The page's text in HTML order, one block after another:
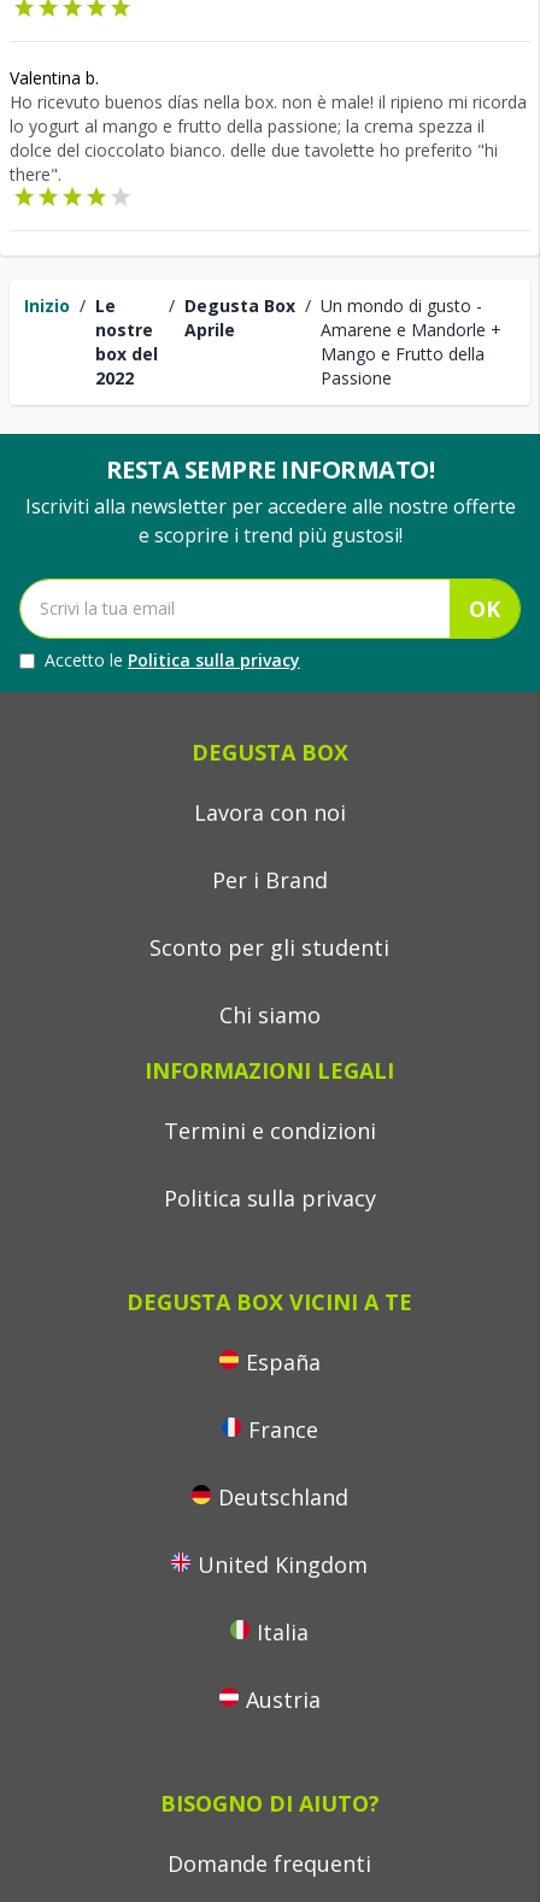
Inizio / Le
nostre
box del
2022
/ Degusta Box
Aprile
/ Un mondo di gusto -
Amarene e Mandorle +
Mango e Frutto della
Passione
Valentina b.
Ho ricevuto buenos días nella box. non è male! il ripieno mi ricorda
lo yogurt al mango e frutto della passione; la crema spezza il
dolce del cioccolato bianco. delle due tavolette ho preferito "hi
there".
RESTA SEMPRE INFORMATO!
Iscriviti alla newsletter per accedere alle nostre offerte
e scoprire i trend più gustosi!
OK
Accetto le Politica sulla privacy
DEGUSTA BOX
Lavora con noi
Per i Brand
Sconto per gli studenti
Chi siamo
INFORMAZIONI LEGALI
Termini e condizioni
Politica sulla privacy
DEGUSTA BOX VICINI A TE
España
France
Deutschland
United Kingdom
Italia
Austria
BISOGNO DI AIUTO?
Domande frequenti